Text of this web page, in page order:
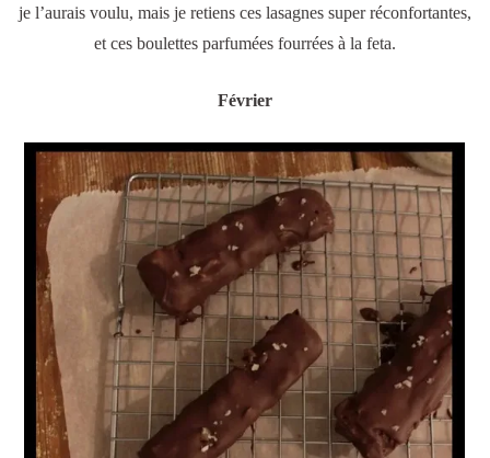
je l’aurais voulu, mais je retiens ces lasagnes super réconfortantes,
et ces boulettes parfumées fourrées à la feta.
Février